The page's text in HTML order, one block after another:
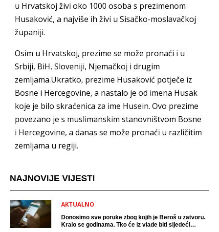
u Hrvatskoj živi oko 1000 osoba s prezimenom
Husaković, a najviše ih živi u Sisačko-moslavačkoj
županiji.
Osim u Hrvatskoj, prezime se može pronaći i u
Srbiji, BiH, Sloveniji, Njemačkoj i drugim
zemljama.Ukratko, prezime Husaković potječe iz
Bosne i Hercegovine, a nastalo je od imena Husak
koje je bilo skraćenica za ime Husein. Ovo prezime
povezano je s muslimanskim stanovništvom Bosne
i Hercegovine, a danas se može pronaći u različitim
zemljama u regiji.
NAJNOVIJE VIJESTI
AKTUALNO
Donosimo sve poruke zbog kojih je Beroš u zatvoru.
Kralo se godinama. Tko će iz vlade biti sljedeći